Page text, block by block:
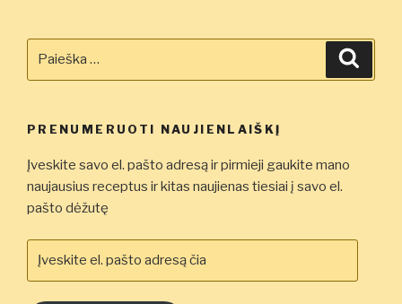
PRENUMERUOTI NAUJIENLAIŠKĮ
Įveskite savo el. pašto adresą ir pirmieji gaukite mano
naujausius receptus ir kitas naujienas tiesiai į savo el.
pašto dėžutę
el.